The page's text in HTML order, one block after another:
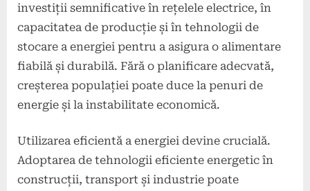
investiții semnificative în rețelele electrice, în
capacitatea de producție și în tehnologii de
stocare a energiei pentru a asigura o alimentare
fiabilă și durabilă. Fără o planificare adecvată,
creșterea populației poate duce la penuri de
energie și la instabilitate economică.
Utilizarea eficientă a energiei devine crucială.
Adoptarea de tehnologii eficiente energetic în
construcții, transport și industrie poate